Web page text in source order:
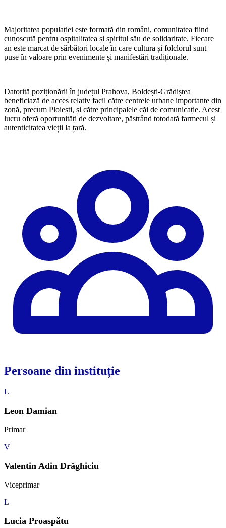
Majoritatea populației este formată din români, comunitatea fiind
cunoscută pentru ospitalitatea și spiritul său de solidaritate. Fiecare
an este marcat de sărbători locale în care cultura și folclorul sunt
puse în valoare prin evenimente și manifestări tradiționale.
Datorită poziționării în județul Prahova, Boldești-Grădiștea
beneficiază de acces relativ facil către centrele urbane importante din
zonă, precum Ploiești, și către principalele căi de comunicație. Acest
lucru oferă oportunități de dezvoltare, păstrând totodată farmecul și
autenticitatea vieții la țară.
Persoane din instituție
L
Leon Damian
Primar
V
Valentin Adin Drăghiciu
Viceprimar
L
Lucia Proaspătu